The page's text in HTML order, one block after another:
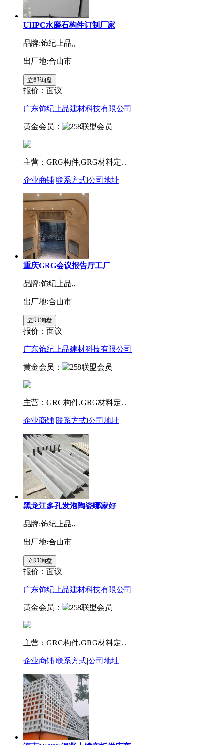
UHPC水磨石构件订制厂家
品牌:饰纪上品,,
出厂地:合山市
报价： 面议
广东饰纪上品建材科技有限公司
黄金会员：
主营：GRG构件,GRG材料定...
企业商铺|联系方式|公司地址
重庆GRG会议报告厅工厂
品牌:饰纪上品,,
出厂地:合山市
报价： 面议
广东饰纪上品建材科技有限公司
黄金会员：
主营：GRG构件,GRG材料定...
企业商铺|联系方式|公司地址
黑龙江多孔发泡陶瓷哪家好
品牌:饰纪上品,,
出厂地:合山市
报价： 面议
广东饰纪上品建材科技有限公司
黄金会员：
主营：GRG构件,GRG材料定...
企业商铺|联系方式|公司地址